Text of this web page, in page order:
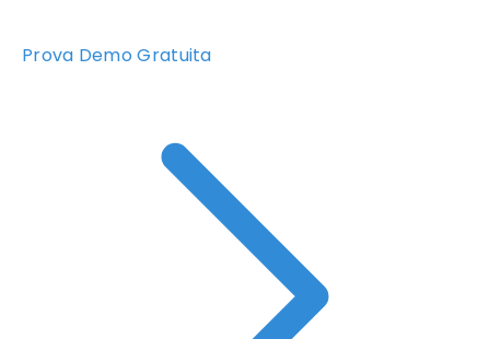
Prova Demo Gratuita